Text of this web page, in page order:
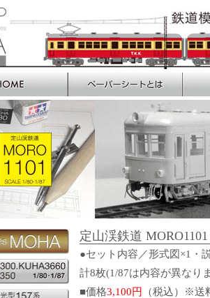
定山渓鉄道
●セット内容／形式図×1
計8枚(1/87は内容が異なり
■価格3,100円 （税込）※送